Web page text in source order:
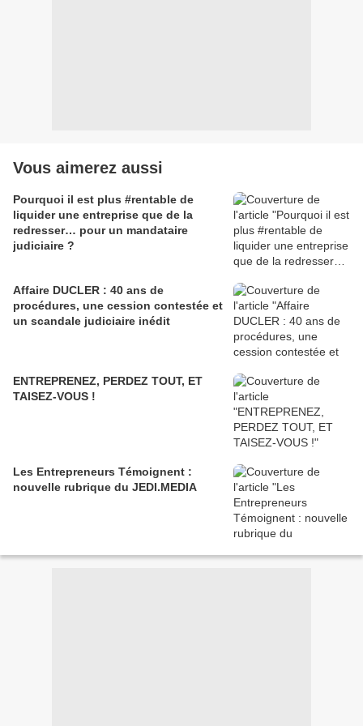
Vous aimerez aussi
Pourquoi il est plus #rentable de
liquider une entreprise que de la
redresser… pour un mandataire
judiciaire ?
Affaire DUCLER : 40 ans de
procédures, une cession contestée et
un scandale judiciaire inédit
ENTREPRENEZ, PERDEZ TOUT, ET
TAISEZ-VOUS !
Les Entrepreneurs Témoignent :
nouvelle rubrique du JEDI.MEDIA